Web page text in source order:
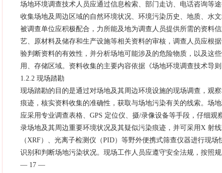
场地环境调查技术人员应通过信息检索、部门走访、电话咨询等
收集场地及周边区域的自然环境状况、环境污染历史、地质、水
被调查单位应积极配合，力所能及地为调查人员提供所需的资料
艺、原材料及储存和生产设施等相关资料的审核，调查人员应根
验判断资料的有效性，并分析场地可能涉及的危险物质，以及这
用、存储区域。资料收集的主要内容依据《场地环境调查技术导
1.2.2 现场踏勘
现场踏勘的目的是通过对场地及其周边环境设施的现场调查，观
痕迹，核实资料收集的准确性，获取与场地污染有关的线索。场
应采用专业调查表格、GPS 定位仪、摄/录像设备等手段，仔细观
录场地及其周边重要环境状况及其疑似污染痕迹，并可采用X 射
（XRF）、光离子检测仪（PID）等野外便携式筛查仪器进行现场
识别和判断场地污染状况。现场工作人员应遵守安全法规，按照
— 17 —